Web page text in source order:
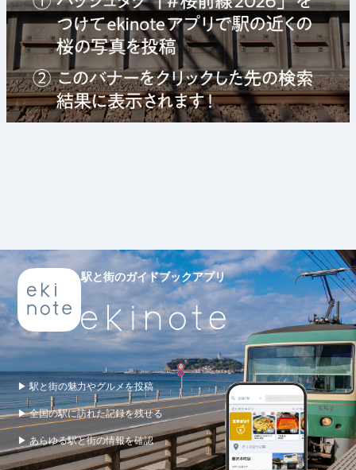
駅と街のガイドブックアプリ
▶ 駅と街の魅力やグルメを投稿
▶ 全国の駅に訪れた記録を残せる
▶ あらゆる駅と街の情報を確認